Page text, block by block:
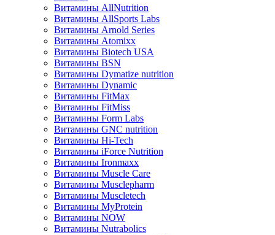
Витамины AllNutrition
Витамины AllSports Labs
Витамины Arnold Series
Витамины Atomixx
Витамины Biotech USA
Витамины BSN
Витамины Dymatize nutrition
Витамины Dynamic
Витамины FitMax
Витамины FitMiss
Витамины Form Labs
Витамины GNC nutrition
Витамины Hi-Tech
Витамины iForce Nutrition
Витамины Ironmaxx
Витамины Muscle Care
Витамины Musclepharm
Витамины Muscletech
Витамины MyProtein
Витамины NOW
Витамины Nutrabolics